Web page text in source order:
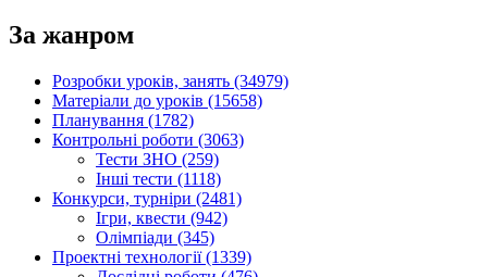
За жанром
Розробки уроків, занять (34979)
Матеріали до уроків (15658)
Планування (1782)
Контрольні роботи (3063)
Тести ЗНО (259)
Інші тести (1118)
Конкурси, турніри (2481)
Ігри, квести (942)
Олімпіади (345)
Проектні технології (1339)